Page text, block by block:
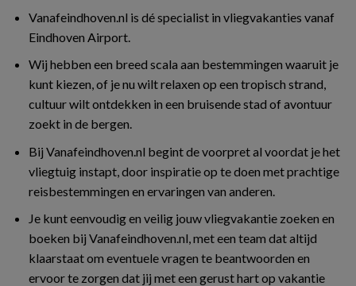
Vanafeindhoven.nl is dé specialist in vliegvakanties vanaf
Eindhoven Airport.
Wij hebben een breed scala aan bestemmingen waaruit je
kunt kiezen, of je nu wilt relaxen op een tropisch strand,
cultuur wilt ontdekken in een bruisende stad of avontuur
zoekt in de bergen.
Bij Vanafeindhoven.nl begint de voorpret al voordat je het
vliegtuig instapt, door inspiratie op te doen met prachtige
reisbestemmingen en ervaringen van anderen.
Je kunt eenvoudig en veilig jouw vliegvakantie zoeken en
boeken bij Vanafeindhoven.nl, met een team dat altijd
klaarstaat om eventuele vragen te beantwoorden en
ervoor te zorgen dat jij met een gerust hart op vakantie